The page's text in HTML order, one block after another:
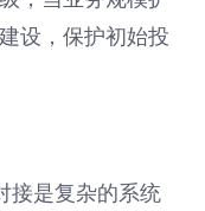
设，保护初始投
接是复杂的系统